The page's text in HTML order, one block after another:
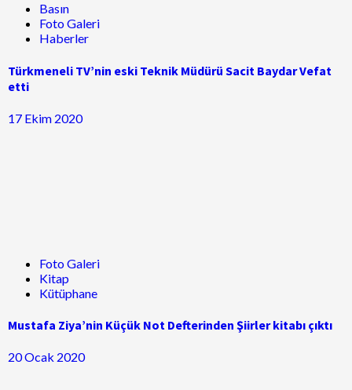
Basın
Foto Galeri
Haberler
Türkmeneli TV’nin eski Teknik Müdürü Sacit Baydar Vefat
etti
17 Ekim 2020
Foto Galeri
Kitap
Kütüphane
Mustafa Ziya’nin Küçük Not Defterinden Şiirler kitabı çıktı
20 Ocak 2020